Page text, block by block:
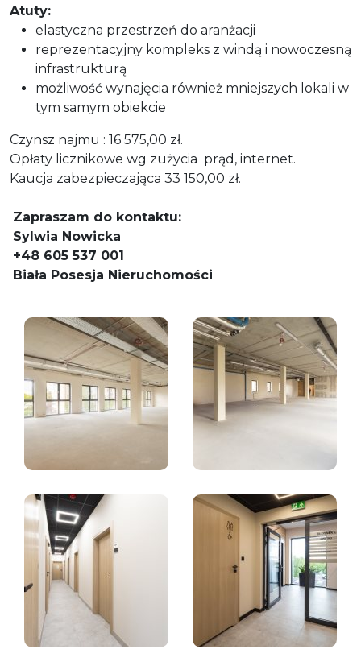
Atuty:
elastyczna przestrzeń do aranżacji
reprezentacyjny kompleks z windą i nowoczesną
infrastrukturą
możliwość wynajęcia również mniejszych lokali w
tym samym obiekcie
Czynsz najmu : 16 575,00 zł.
Opłaty licznikowe wg zużycia prąd, internet.
Kaucja zabezpieczająca 33 150,00 zł.
Zapraszam do kontaktu:
Sylwia Nowicka
+48 605 537 001
Biała Posesja Nieruchomości